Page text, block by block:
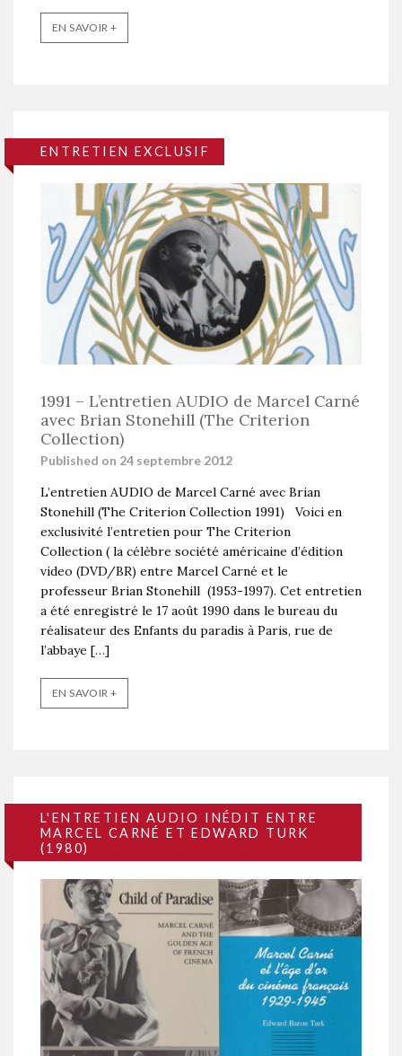
EN SAVOIR +
ENTRETIEN EXCLUSIF
1991 – L’entretien AUDIO de Marcel Carné
avec Brian Stonehill (The Criterion
Collection)
Published on 24 septembre 2012
L’entretien AUDIO de Marcel Carné avec Brian
Stonehill (The Criterion Collection 1991) Voici en
exclusivité l’entretien pour The Criterion
Collection ( la célèbre société américaine d’édition
video (DVD/BR) entre Marcel Carné et le
professeur Brian Stonehill (1953-1997). Cet entretien
a été enregistré le 17 août 1990 dans le bureau du
réalisateur des Enfants du paradis à Paris, rue de
l’abbaye […]
EN SAVOIR +
L'ENTRETIEN AUDIO INÉDIT ENTRE
MARCEL CARNÉ ET EDWARD TURK
(1980)